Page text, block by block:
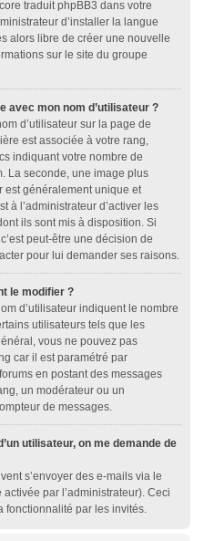
traduit phpBB3 dans votre
d’installer la langue
alors libre de créer une nouvelle
sur le site du groupe
avec mon nom d’utilisateur ?
d’utilisateur sur la page de
est associée à votre rang,
indiquant votre nombre de
La seconde, une image plus
est généralement unique et
à l’administrateur d’activer les
ils sont mis à disposition. Si
peut-être une décision de
pour lui demander ses raisons.
le modifier ?
d’utilisateur indiquent le nombre
utilisateurs tels que les
vous ne pouvez pas
car il est paramétré par
en postant des messages
un modérateur ou un
de messages.
utilisateur, on me demande de
s’envoyer des e-mails via le
par l’administrateur). Ceci
fonctionnalité par les invités.